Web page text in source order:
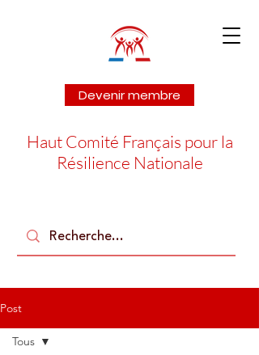
Devenir membre
Haut Comité Français pour la
Résilience Nationale
Post
Tous